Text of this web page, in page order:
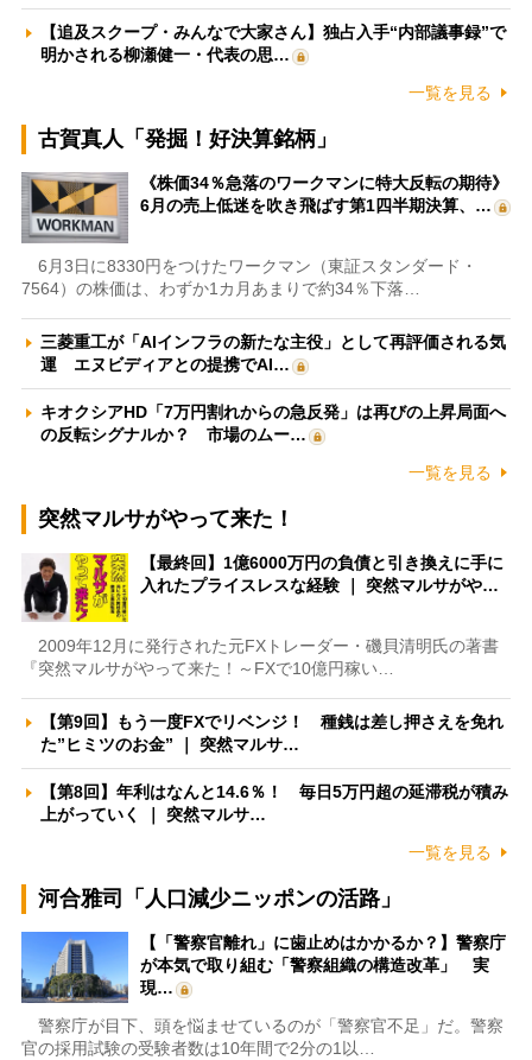
【追及スクープ・みんなで大家さん】独占入手“内部議事録”で
明かされる柳瀬健一・代表の思…
一覧を見る
古賀真人「発掘！好決算銘柄」
《株価34％急落のワークマンに特大反転の期待》
6月の売上低迷を吹き飛ばす第1四半期決算、…
6月3日に8330円をつけたワークマン（東証スタンダード・
7564）の株価は、わずか1カ月あまりで約34％下落…
三菱重工が「AIインフラの新たな主役」として再評価される気
運 エヌビディアとの提携でAI…
キオクシアHD「7万円割れからの急反発」は再びの上昇局面へ
の反転シグナルか？ 市場のムー…
一覧を見る
突然マルサがやって来た！
【最終回】1億6000万円の負債と引き換えに手に
入れたプライスレスな経験 ｜ 突然マルサがや…
2009年12月に発行された元FXトレーダー・磯貝清明氏の著書
『突然マルサがやって来た！～FXで10億円稼い…
【第9回】もう一度FXでリベンジ！ 種銭は差し押さえを免れ
た”ヒミツのお金” ｜ 突然マルサ…
【第8回】年利はなんと14.6％！ 毎日5万円超の延滞税が積み
上がっていく ｜ 突然マルサ…
一覧を見る
河合雅司「人口減少ニッポンの活路」
【「警察官離れ」に歯止めはかかるか？】警察庁
が本気で取り組む「警察組織の構造改革」 実
現…
警察庁が目下、頭を悩ませているのが「警察官不足」だ。警察
官の採用試験の受験者数は10年間で2分の1以…